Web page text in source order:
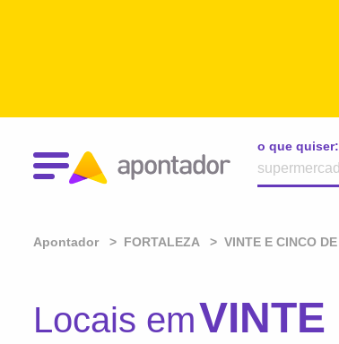
o que quiser:
Apontador FORTALEZA VINTE E CINCO
Locais emVINTE